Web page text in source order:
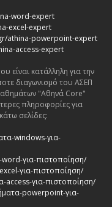
word-expert
excel-expert
athina-powerpoint-expert
access-expert
είναι κατάλληλη για την
διαγωνισμό του ΑΣΕΠ
"Αθηνά Core"
πληροφορίες για
σελίδες:
windows-για-
για-πιστοποίηση/
για-πιστοποίηση/
για-πιστοποίηση/
powerpoint-για-